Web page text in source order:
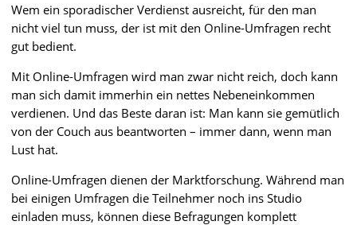
Wem ein sporadischer Verdienst ausreicht, für den man
nicht viel tun muss, der ist mit den Online-Umfragen recht
gut bedient.
Mit Online-Umfragen wird man zwar nicht reich, doch kann
man sich damit immerhin ein nettes Nebeneinkommen
verdienen. Und das Beste daran ist: Man kann sie gemütlich
von der Couch aus beantworten – immer dann, wenn man
Lust hat.
Online-Umfragen dienen der Marktforschung. Während man
bei einigen Umfragen die Teilnehmer noch ins Studio
einladen muss, können diese Befragungen komplett